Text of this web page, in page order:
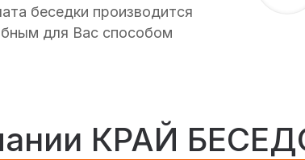
беседки производится
для Вас способом
КРАЙ